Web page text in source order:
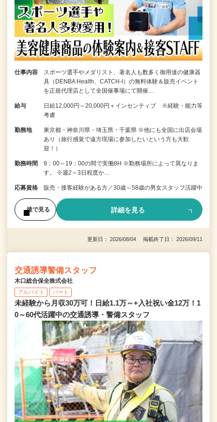
仕事内容
スポーツ選手やメダリスト、著名人も数多く御用達の健康器
具（DENBA Health、CATCH-I）の無料体験＆販売イベント
を正規代理店として全国催事場にて開催…
給与
日給12,000円～20,000円＋インセンティブ ※経験・能力等
考慮
勤務地
東京都・神奈川県・埼玉県・千葉県 ※他にも全国に出店会場
あり（旅行感覚で遠方現場に参加したいという方も大歓
迎！）
勤務時間
9：00～19：00の間で実働8H ※勤務場所によって異なりま
す。 ※週2～3日程度か…
応募資格 販売・接客経験がある方／30歳～58歳の男女スタッフ活躍中
後で見る 詳細を見る
更新日： 2026/08/04 掲載終了日： 2026/09/11
交通誘導警備スタッフ
木口総合保全株式会社
アルバイト パート
未経験から月収30万可！日給1.1万～+入社祝い金12万！1
0～60代活躍中の交通誘導・警備スタッフ